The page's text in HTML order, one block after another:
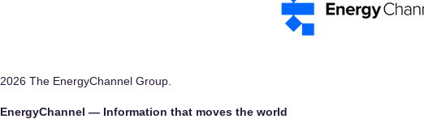
2026 The EnergyChannel Group.
EnergyChannel — Information that moves the world​